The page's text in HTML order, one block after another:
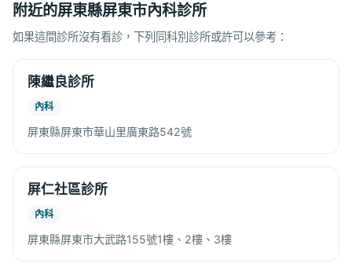
附近的屏東縣屏東市內科診所
如果這間診所沒有看診，下列同科別診所或許可以參考：
陳繼良診所
內科
屏東縣屏東市華山里廣東路542號
屏仁社區診所
內科
屏東縣屏東市大武路155號1樓、2樓、3樓